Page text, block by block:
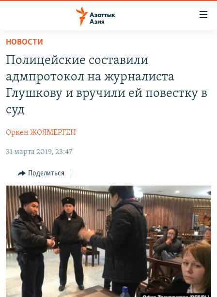
Вернуться
основному
содержанию
Вернутся
главной
Вернутся
НОВОСТИ
ВОЙНА В УКРАИНЕ
ЎЗБЕКЧА
ТОҶИКӢ
TÜRKMENÇE
ПОДПИШИТЕСЬ НА НАС В СОЦСЕТЯХ
Все сайты РСЕ/РС
НОВОСТИ
Полицейские составили
адмпротокол на журналиста
Глушкову и вручили ей повестку в
суд
Оркен ЖОЯМЕРГЕН
31 марта 2019, 23:47
Поделиться